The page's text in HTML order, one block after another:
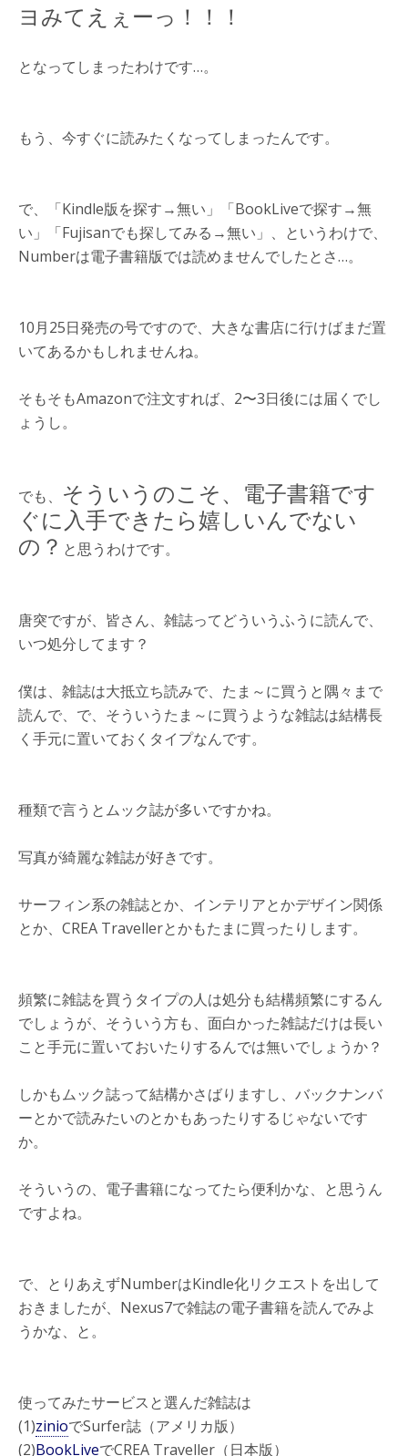
ヨみてえぇーっ！！！
となってしまったわけです…。
もう、今すぐに読みたくなってしまったんです。
で、「Kindle版を探す→無い」「BookLiveで探す→無
い」「Fujisanでも探してみる→無い」、というわけで、
Numberは電子書籍版では読めませんでしたとさ…。
10月25日発売の号ですので、大きな書店に行けばまだ置
いてあるかもしれませんね。
そもそもAmazonで注文すれば、2〜3日後には届くでし
ょうし。
でも、 そういうのこそ、電子書籍です
ぐに入手できたら嬉しいんでない
の？ と思うわけです。
唐突ですが、皆さん、雑誌ってどういうふうに読んで、
いつ処分してます？
僕は、雑誌は大抵立ち読みで、たま～に買うと隅々まで
読んで、で、そういうたま～に買うような雑誌は結構長
く手元に置いておくタイプなんです。
種類で言うとムック誌が多いですかね。
写真が綺麗な雑誌が好きです。
サーフィン系の雑誌とか、インテリアとかデザイン関係
とか、CREA Travellerとかもたまに買ったりします。
頻繁に雑誌を買うタイプの人は処分も結構頻繁にするん
でしょうが、そういう方も、面白かった雑誌だけは長い
こと手元に置いておいたりするんでは無いでしょうか？
しかもムック誌って結構かさばりますし、バックナンバ
ーとかで読みたいのとかもあったりするじゃないです
か。
そういうの、電子書籍になってたら便利かな、と思うん
ですよね。
で、とりあえずNumberはKindle化リクエストを出して
おきましたが、Nexus7で雑誌の電子書籍を読んでみよ
うかな、と。
使ってみたサービスと選んだ雑誌は
(1)zinioでSurfer誌（アメリカ版）
(2)BookLiveでCREA Traveller（日本版）